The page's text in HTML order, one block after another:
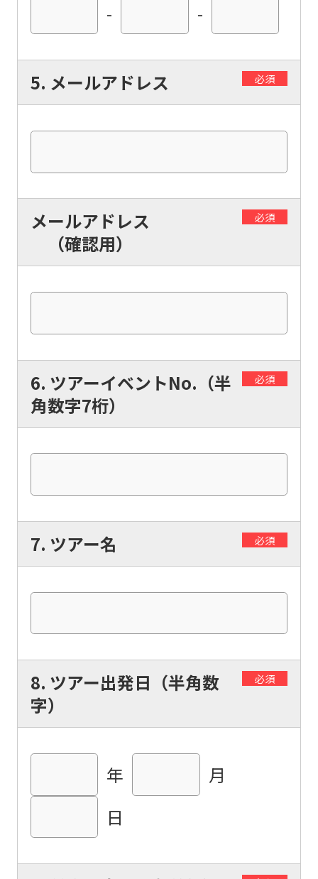
- -
5. メールアドレス 必須
メールアドレス
（確認用）
必須
6. ツアーイベントNo.（半
角数字7桁）
必須
7. ツアー名 必須
8. ツアー出発日（半角数
字）
必須
年
月
日
For
foreigners
Sports
official
is
automatically
into
English.
Click
link
below
automatic
return